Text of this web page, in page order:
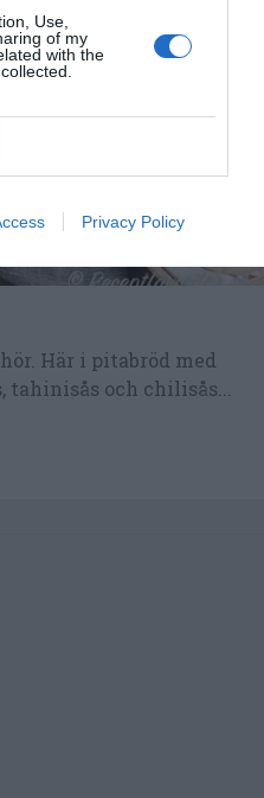
Use,
of my
with the
Privacy Policy
Här i pitabröd med
tahinisås och chilisås...